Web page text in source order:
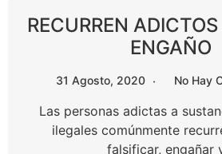
RECURREN
ENGAÑO
31 Agosto, 2020 No Hay
Las personas adictas a
ilegales comúnmente
falsificar, engañar